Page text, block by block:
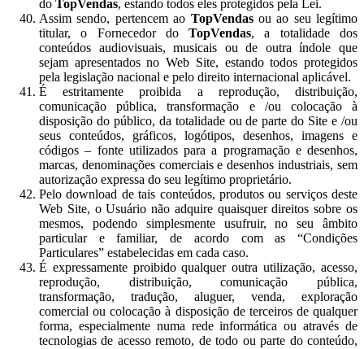
do TopVendas, estando todos eles protegidos pela Lei.
Assim sendo, pertencem ao TopVendasou ao seu legítimo
titular, o Fornecedor doTopVendas, a totalidade dos
conteúdos audiovisuais, musicais ou de outra índole que
sejam apresentados no Web Site, estando todos protegidos
pela legislação nacional e pelo direito internacional aplicável.
É estritamente proibida a reprodução, distribuição,
comunicação pública, transformação e /ou colocação à
disposição do público, da totalidade ou de parte do Site e /ou
seus conteúdos, gráficos, logótipos, desenhos, imagens e
códigos – fonte utilizados para a programação e desenhos,
marcas, denominações comerciais e desenhos industriais, sem
autorização expressa do seu legítimo proprietário.
Pelo download de tais conteúdos, produtos ou serviços deste
Web Site, o Usuário não adquire quaisquer direitos sobre os
mesmos, podendo simplesmente usufruir, no seu âmbito
particular e familiar, de acordo com as “Condições
Particulares” estabelecidas em cada caso.
É expressamente proibido qualquer outra utilização, acesso,
reprodução, distribuição, comunicação pública,
transformação, tradução, aluguer, venda, exploração
comercial ou colocação à disposição de terceiros de qualquer
forma, especialmente numa rede informática ou através de
tecnologias de acesso remoto, de todo ou parte do conteúdo,